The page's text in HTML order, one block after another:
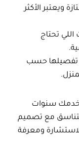
ويعتبر الأكثر
اللي تحتاج
حسب
يخدمك سنوات
مع تصميم
ومعرفة